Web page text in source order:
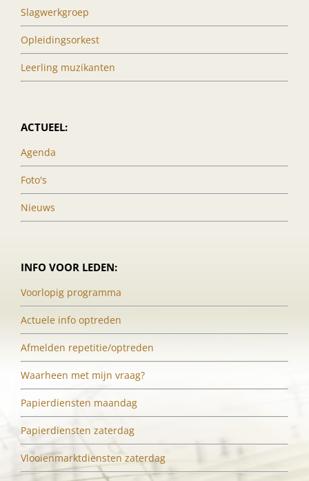
Slagwerkgroep
Opleidingsorkest
Leerling muzikanten
ACTUEEL:
Agenda
Foto's
Nieuws
INFO VOOR LEDEN:
Voorlopig programma
Actuele info optreden
Afmelden repetitie/optreden
Waarheen met mijn vraag?
Papierdiensten maandag
Papierdiensten zaterdag
Vlooienmarktdiensten zaterdag